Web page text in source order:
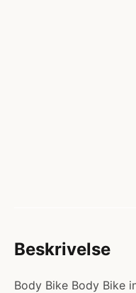
Beskrivelse
Body Bike Body Bike